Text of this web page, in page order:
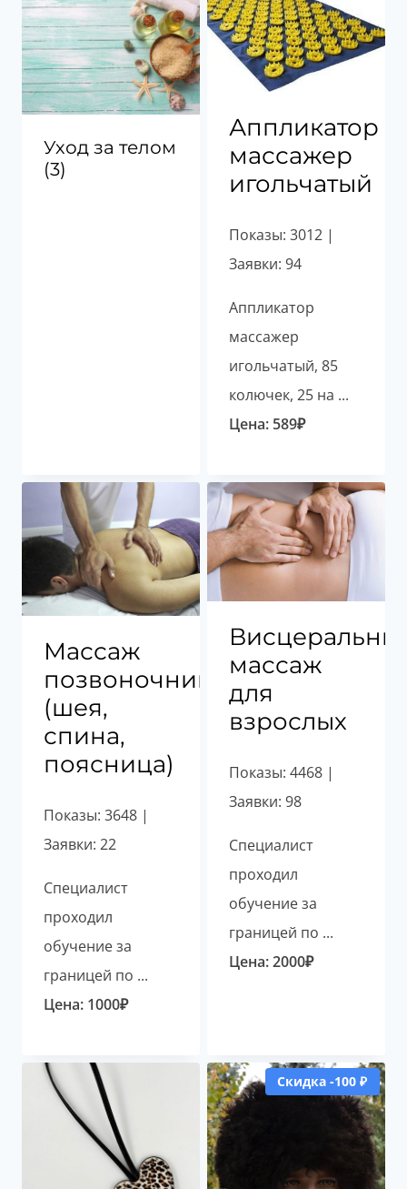
Уход за телом
(3)
Аппликатор
массажер
игольчатый
Показы: 3012 |
Заявки: 94
Аппликатор
массажер
игольчатый, 85
колючек, 25 на ...
Цена: 589₽
Массаж
позвоночника
(шея,
спина,
поясница)
Показы: 3648 |
Заявки: 22
Специалист
проходил
обучение за
границей по ...
Цена: 1000₽
массаж
для
взрослых
Показы: 4468 |
Заявки: 98
Специалист
проходил
обучение за
границей по ...
Цена:2000₽
Скидка -100 ₽